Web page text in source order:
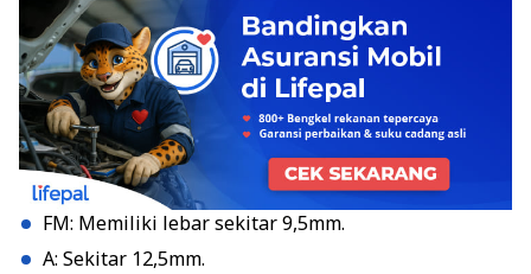
FM: Memiliki lebar sekitar 9,5mm.
A: Sekitar 12,5mm.